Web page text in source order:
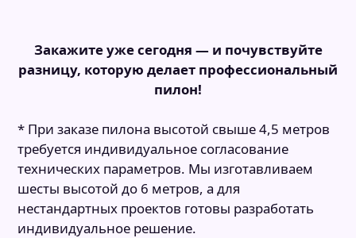
Закажите уже сегодня — и почувствуйте
разницу, которую делает профессиональный
пилон!
* При заказе пилона высотой свыше 4,5 метров
требуется индивидуальное согласование
технических параметров. Мы изготавливаем
шесты высотой до 6 метров, а для
нестандартных проектов готовы разработать
индивидуальное решение.